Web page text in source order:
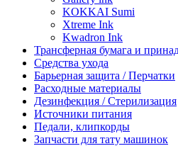
KOKKAI Sumi
Xtreme Ink
Kwadron Ink
Трансферная бумага и
Средства ухода
Барьерная защита / Перчатки
Расходные материалы
Дезинфекция / Стерилизация
Источники питания
Педали, клипкорды
Запчасти для тату машинок